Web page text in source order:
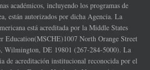
académicos, incluyendo los programas de
están autorizados por dicha Agencia. La
está acreditada por la Middle States
Education(MSCHE)1007 North Orange Street
Wilmington, DE 19801 (267-284-5000). La
de acreditación institucional reconocida por el